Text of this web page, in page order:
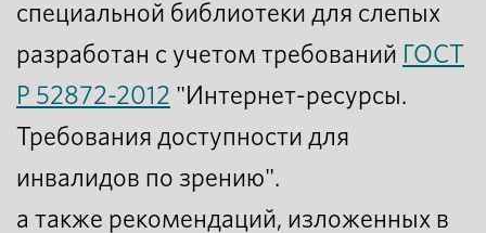
специальной библиотеки для слепых
разработан с учетом требований ГОСТ
Р 52872-2012 "Интернет-ресурсы.
Требования доступности для
инвалидов по зрению".
а также рекомендаций, изложенных в